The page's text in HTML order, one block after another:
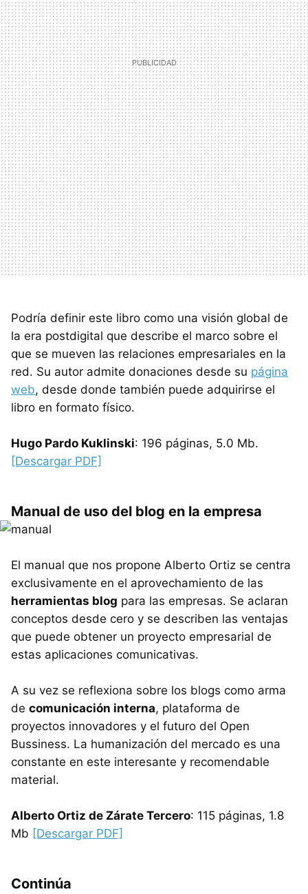
Podría definir este libro como una visión global de
la era postdigital que describe el marco sobre el
que se mueven las relaciones empresariales en la
red. Su autor admite donaciones desde su página
web, desde donde también puede adquirirse el
libro en formato físico.
Hugo Pardo Kuklinski: 196 páginas, 5.0 Mb.
[Descargar PDF]
Manual de uso del blog en la empresa
El manual que nos propone Alberto Ortiz se centra
exclusivamente en el aprovechamiento de las
herramientas blog para las empresas. Se aclaran
conceptos desde cero y se describen las ventajas
que puede obtener un proyecto empresarial de
estas aplicaciones comunicativas.
A su vez se reflexiona sobre los blogs como arma
de comunicación interna, plataforma de
proyectos innovadores y el futuro del Open
Bussiness. La humanización del mercado es una
constante en este interesante y recomendable
material.
Alberto Ortiz de Zárate Tercero: 115 páginas, 1.8
Mb [Descargar PDF]
Continúa